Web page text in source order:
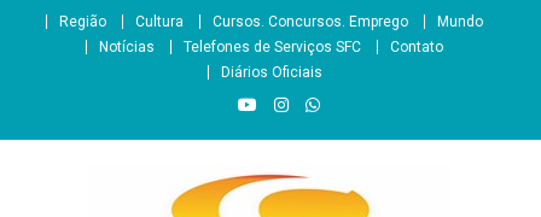
Região Cultura Cursos. Concursos. Emprego
Mundo
Notícias
Telefones de Serviços SFC
Contato
Diários Oficiais